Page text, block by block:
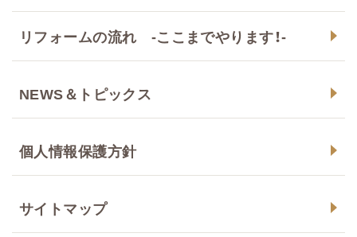
リフォームの流れ -ここまでやります！-
NEWS＆トピックス
個人情報保護方針
サイトマップ